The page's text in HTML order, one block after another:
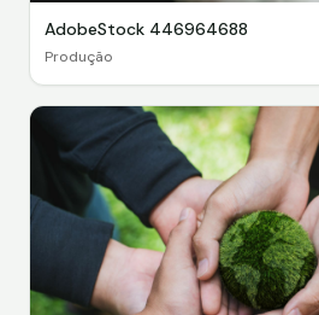
AdobeStock 446964688
Produção